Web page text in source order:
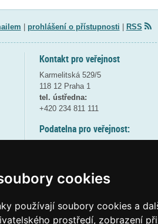
cookies
používají soubory cookies a
prostředí, zobrazení
prohlášení o přístupnosti RSS
Kontakt pro veřejnost
Karmelitská 529/5
118 12 Praha 1
tel. ústředna:
+420 234 811 111
Podatelna pro veřejnost:
(více informací